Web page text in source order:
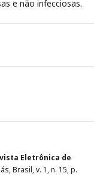
e não infecciosas.
Eletrônica de
Brasil, v. 1, n. 15, p.